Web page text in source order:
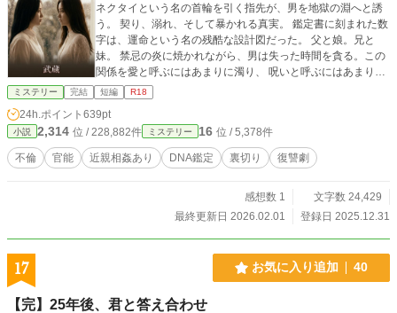
ネクタイという名の首輪を引く指先が、男を地獄の淵へと誘
う。 契り、溺れ、そして暴かれる真実。 鑑定書に刻まれた数
字は、運命という名の残酷な設計図だった。 父と娘。兄と
妹。 禁忌の炎に焼かれながら、男は失った時間を貪る。この
関係を愛と呼ぶにはあまりに濁り、 呪いと呼ぶにはあまりに
甘い。全12話完結
ミステリー 完結 短編 R18
24h.ポイント 639pt
小説 2,314 位 / 228,882件 ミステリー 16 位 / 5,378件
不倫 官能 近親相姦あり DNA鑑定 裏切り 復讐劇
感想数 1
文字数 24,429
最終更新日 2026.02.01
登録日 2025.12.31
17 お気に入り追加 40
【完】25年後、君と答え合わせ